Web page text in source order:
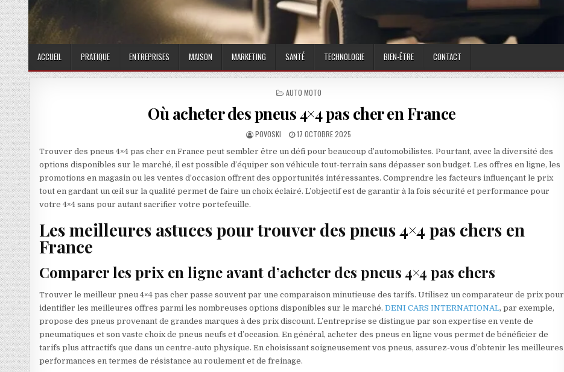
ACCUEIL PRATIQUE ENTREPRISES MAISON MARKETING SANTÉ TECHNOLOGIE BIEN-ÊTRE CONTACT
POSTED IN
AUTO MOTO
Où acheter des pneus 4×4 pas cher en France
AUTHOR:
POVOSKI PUBLISHED DATE:
17 OCTOBRE 2025
Trouver des pneus 4×4 pas cher en France peut sembler être un défi pour beaucoup d’automobilistes. Pourtant, avec la diversité des
options disponibles sur le marché, il est possible d’équiper son véhicule tout-terrain sans dépasser son budget. Les offres en ligne, les
promotions en magasin ou les ventes d’occasion offrent des opportunités intéressantes. Comprendre les facteurs influençant le prix
tout en gardant un œil sur la qualité permet de faire un choix éclairé. L’objectif est de garantir à la fois sécurité et performance pour
votre 4×4 sans pour autant sacrifier votre portefeuille.
Les meilleures astuces pour trouver des pneus 4×4 pas chers en
France
Comparer les prix en ligne avant d’acheter des pneus 4×4 pas chers
Trouver le meilleur pneu 4×4 pas cher passe souvent par une comparaison minutieuse des tarifs. Utilisez un comparateur de prix pour
identifier les meilleures offres parmi les nombreuses options disponibles sur le marché.DENI CARS INTERNATIONAL, par exemple,
propose des pneus provenant de grandes marques à des prix discount. L’entreprise se distingue par son expertise en vente de
pneumatiques et son vaste choix de pneus neufs et d’occasion. En général, acheter des pneus en ligne vous permet de bénéficier de
tarifs plus attractifs que dans un centre-auto physique. En choisissant soigneusement vos pneus, assurez-vous d’obtenir les meilleures
performances en termes de résistance au roulement et de freinage.